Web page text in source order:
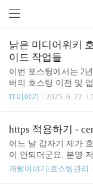
낡은 미디어위키
이드 작업들
이번 포스팅에서는 2
버의 호스팅 이전 및
이전 및 업그레이드 작
으로 스쿨 호스팅에서
니다. 스쿨호스팅 최
자커뮤니티
ta-og-
unho85.pe.kr/2159"
IT이야기 2025. 6. 22.
https 적용하기 -
어느 날 갑자기 제가
이 안되더군요. 분명
고 입력했는데 저절로
개발이야기/호스팅관리